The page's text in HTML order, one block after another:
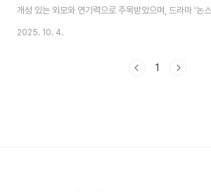
개성 있는 외모와 연기력으로 주목받았으며, 드라마 '
춘스타로 떠올랐다. 이후 영화 '가루지기'(2007)에서 변
지질하고 악랄한 악역으로 제2의 전성기를 맞이하고 있
2025. 10. 4.
1